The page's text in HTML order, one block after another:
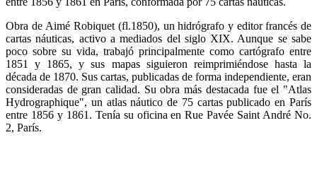
Obra de Aimé Robiquet (fl.1850), un hidrógrafo y editor francés de
cartas náuticas, activo a mediados del siglo XIX. Aunque se sabe
poco sobre su vida, trabajó principalmente como cartógrafo entre
1851 y 1865, y sus mapas siguieron reimprimiéndose hasta la
década de 1870. Sus cartas, publicadas de forma independiente, eran
consideradas de gran calidad. Su obra más destacada fue el "Atlas
Hydrographique", un atlas náutico de 75 cartas publicado en París
entre 1856 y 1861. Tenía su oficina en Rue Pavée Saint André No.
2, París.